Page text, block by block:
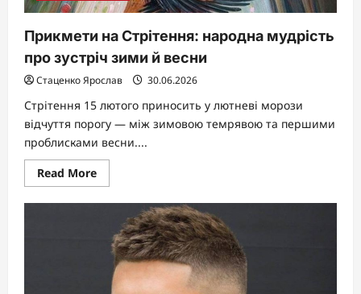
Прикмети на Стрітення: народна мудрість
про зустріч зими й весни
Стаценко Ярослав 30.06.2026
Стрітення 15 лютого приносить у лютневі морози
відчуття порогу — між зимовою темрявою та першими
проблисками весни....
Read MoreRead
more
Прикмети
Стрітення:
народна
мудрість
про
зустріч
зими